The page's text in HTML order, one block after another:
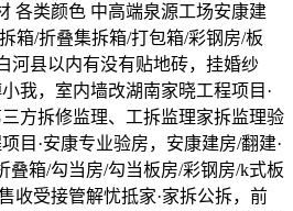
各类颜色 中高端泉源工场安康建
箱/折叠集拆箱/打包箱/彩钢房/板
河县以内有没有贴地砖，挂婚纱
我，室内墙改湖南家晓工程项目·
方拆修监理、工拆监理家拆监理验
目·安康专业验房，安康建房/翻建·
叠箱/勾当房/勾当板房/彩钢房/k式板
收受接管解忧抵家·家拆公拆，前